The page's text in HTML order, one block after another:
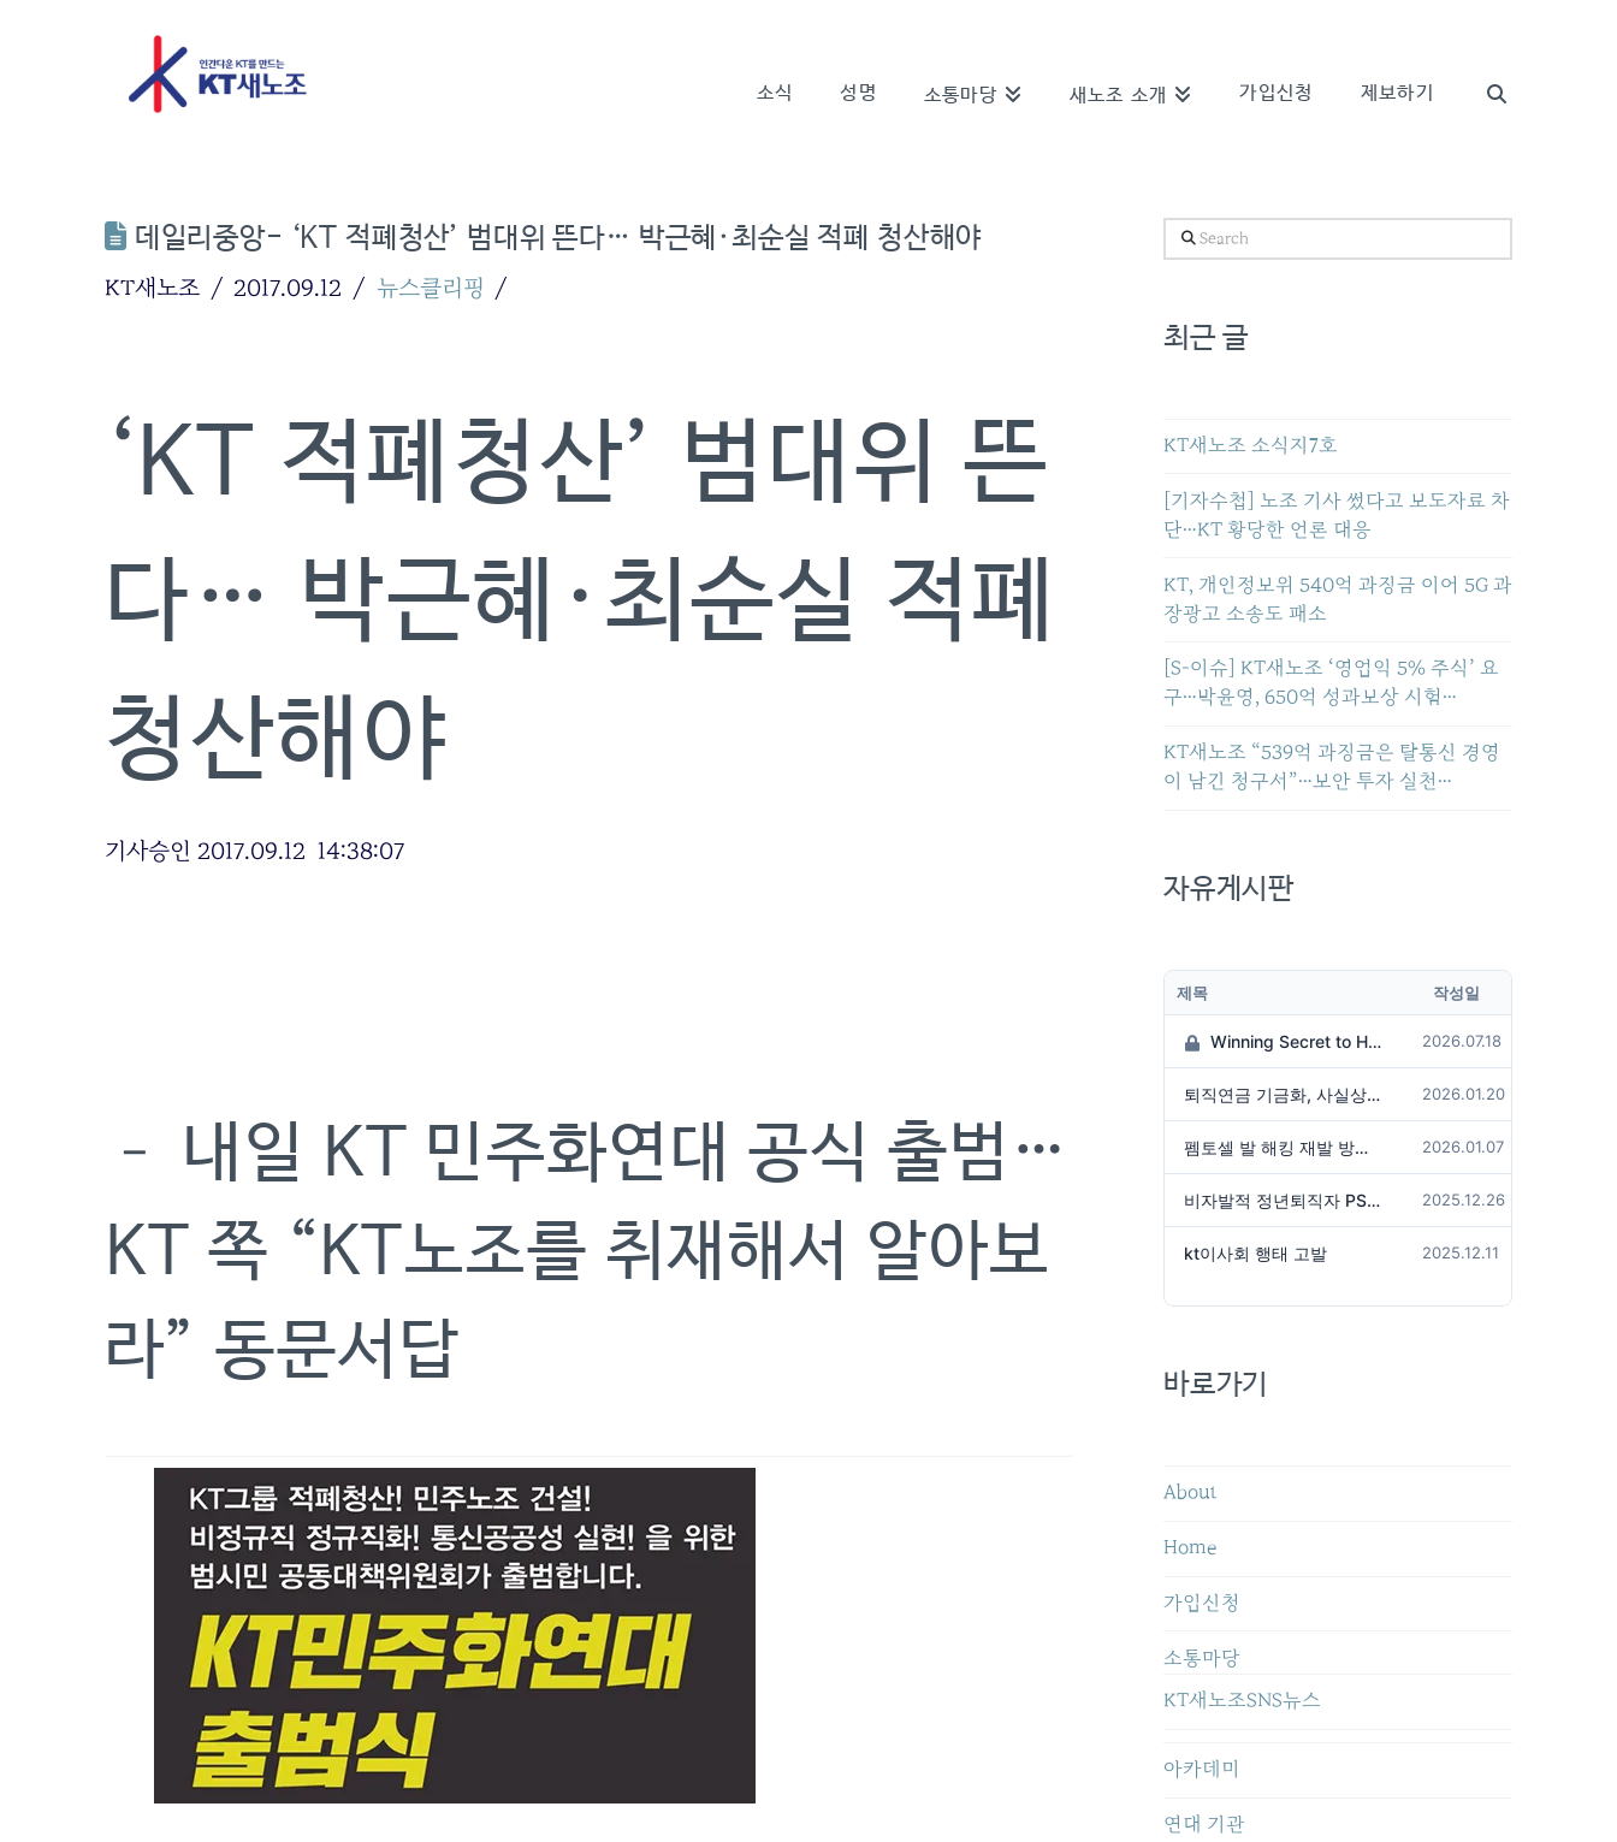
소식 성명 소통마당 새노조 소개 가입신청 제보하기
데일리중앙- ‘KT 적폐청산’ 범대위 뜬다… 박근혜·최순실 적폐 청산해야
KT새노조 2017.09.12 뉴스클리핑
‘KT 적폐청산’ 범대위 뜬
다… 박근혜·최순실 적폐
청산해야
기사승인 2017.09.12 14:38:07
– 내일 KT 민주화연대 공식 출범…
KT 쪽 “KT노조를 취재해서 알아보
라” 동문서답
Search
최근 글
KT새노조 소식지7호
[기자수첩] 노조 기사 썼다고 보도자료 차
단…KT 황당한 언론 대응
KT, 개인정보위 540억 과징금 이어 5G 과
장광고 소송도 패소
[S-이슈] KT새노조 ‘영업익 5% 주식’ 요
구…박윤영, 650억 성과보상 시험…
KT새노조 “539억 과징금은 탈통신 경영
이 남긴 청구서”…보안 투자 실천…
자유게시판
제목 작성일
Winning Secret to Hit the Jackpot! 2026.07.18
퇴직연금 기금화, 사실상 국가가 관리하겠다는 것인가? 2026.01.20
펨토셀 발 해킹 재발 방지 위해서는 2026.01.07
비자발적 정년퇴직자 PS성과급 미지급은 임금체불 아닌가? 2025.12.26
kt이사회 행태 고발 2025.12.11
바로가기
About
Home
가입신청
소통마당
KT새노조SNS뉴스
아카데미
연대 기관